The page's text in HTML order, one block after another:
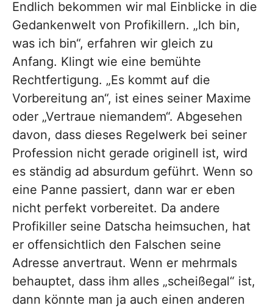
Endlich bekommen wir mal Einblicke in die
Gedankenwelt von Profikillern. „Ich bin,
was ich bin“, erfahren wir gleich zu
Anfang. Klingt wie eine bemühte
Rechtfertigung. „Es kommt auf die
Vorbereitung an“, ist eines seiner Maxime
oder „Vertraue niemandem“. Abgesehen
davon, dass dieses Regelwerk bei seiner
Profession nicht gerade originell ist, wird
es ständig ad absurdum geführt. Wenn so
eine Panne passiert, dann war er eben
nicht perfekt vorbereitet. Da andere
Profikiller seine Datscha heimsuchen, hat
er offensichtlich den Falschen seine
Adresse anvertraut. Wenn er mehrmals
behauptet, dass ihm alles „scheißegal“ ist,
dann könnte man ja auch einen anderen